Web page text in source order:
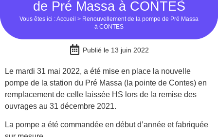
de Pré Massa à CONTES
Vous êtes ici :Accueil > Renouvellement de la pompe de Pré Massa
à CONTES
Publié le 13 juin 2022
Le mardi 31 mai 2022, a été mise en place la nouvelle
pompe de la station du Pré Massa (la pointe de Contes) en
remplacement de celle laissée HS lors de la remise des
ouvrages au 31 décembre 2021.
La pompe a été commandée en début d’année et fabriquée